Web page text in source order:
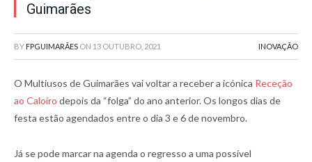
Guimarães
BY FPGUIMARÃES ON 13 OUTUBRO, 2021 INOVAÇÃO
O Multiusos de Guimarães vai voltar a receber a icónica Receção
ao Caloiro depois da “folga” do ano anterior. Os longos dias de
festa estão agendados entre o dia 3 e 6 de novembro.
Já se pode marcar na agenda o regresso a uma possível